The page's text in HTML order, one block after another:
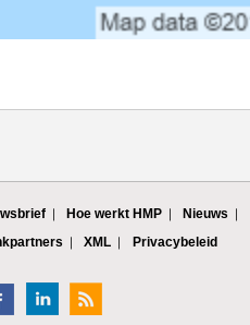
Hoe werkt HMP
Nieuws
XML Privacybeleid